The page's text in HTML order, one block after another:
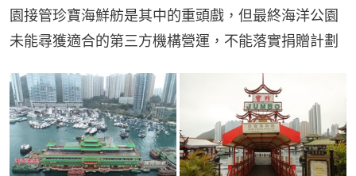
園接管珍寶海鮮舫是其中的重頭戲，但最終海洋公園
未能尋獲適合的第三方機構營運，不能落實捐贈計劃